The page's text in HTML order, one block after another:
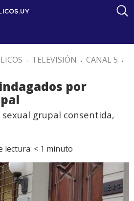
. TELEVISIÓN . CANAL 5 .
por
grupal consentida,
lectura: < 1 minuto